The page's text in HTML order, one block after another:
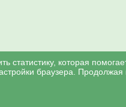
охраняются в
статистику, которая
браузера.